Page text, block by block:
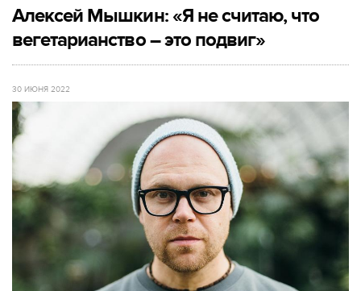
Алексей Мышкин: «Я не считаю, что
вегетарианство – это подвиг»
30 ИЮНЯ 2022